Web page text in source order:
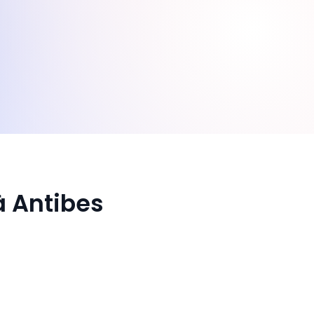
Antibes